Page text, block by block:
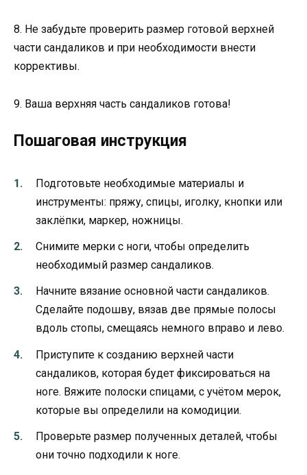
8. Не забудьте проверить размер готовой верхней
части сандаликов и при необходимости внести
коррективы.
9. Ваша верхняя часть сандаликов готова!
Пошаговая инструкция
Подготовьте необходимые материалы и
инструменты: пряжу, спицы, иголку, кнопки или
заклёпки, маркер, ножницы.
Снимите мерки с ноги, чтобы определить
необходимый размер сандаликов.
Начните вязание основной части сандаликов.
Сделайте подошву, вязав две прямые полосы
вдоль стопы, смещаясь немного вправо и лево.
Приступите к созданию верхней части
сандаликов, которая будет фиксироваться на
ноге. Вяжите полоски спицами, с учётом мерок,
которые вы определили на комодиции.
Проверьте размер полученных деталей, чтобы
они точно подходили к ноге.